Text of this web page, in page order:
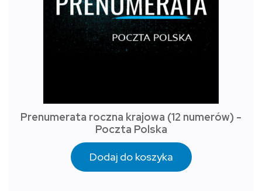
Prenumerata roczna krajowa (12 numerów) -
Poczta Polska
Dodaj do koszyka